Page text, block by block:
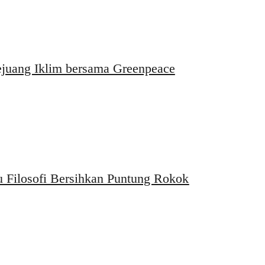
Iklim bersama Greenpeace
Filosofi Bersihkan Puntung Rokok